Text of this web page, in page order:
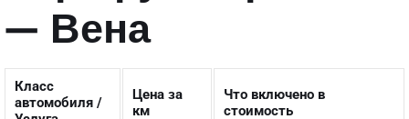
— Вена
Класс
автомобиля /
Цена за
км
Что включено в
стоимость